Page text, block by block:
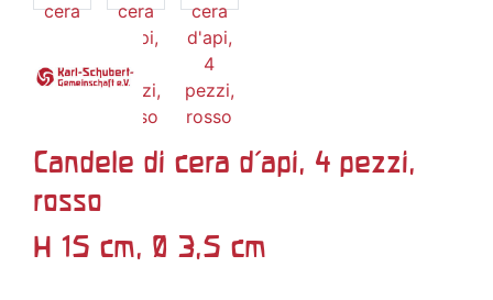
Candele di cera d'api, 4 pezzi,
rosso
H 15 cm, Ø 3,5 cm